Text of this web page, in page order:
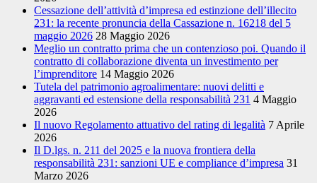
Cessazione dell’attività d’impresa ed estinzione dell’illecito
231: la recente pronuncia della Cassazione n. 16218 del 5
maggio 2026 28 Maggio 2026
Meglio un contratto prima che un contenzioso poi. Quando il
contratto di collaborazione diventa un investimento per
l’imprenditore 14 Maggio 2026
Tutela del patrimonio agroalimentare: nuovi delitti e
aggravanti ed estensione della responsabilità 231 4 Maggio
2026
Il nuovo Regolamento attuativo del rating di legalità 7 Aprile
2026
Il D.lgs. n. 211 del 2025 e la nuova frontiera della
responsabilità 231: sanzioni UE e compliance d’impresa 31
Marzo 2026